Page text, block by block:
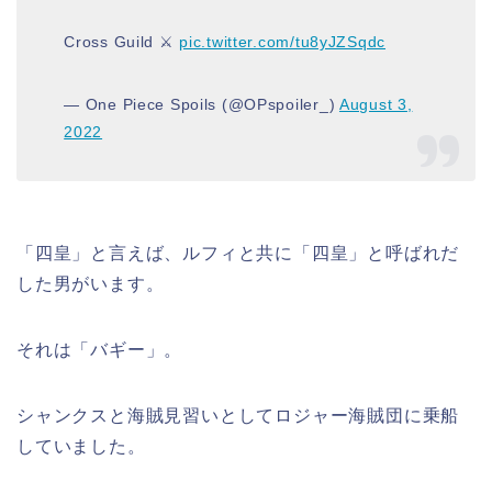
Cross Guild ⚔️ pic.twitter.com/tu8yJZSqdc
— One Piece Spoils (@OPspoiler_) August 3,
2022
「四皇」と言えば、ルフィと共に「四皇」と呼ばれだ
した男がいます。
それは「バギー」。
シャンクスと海賊見習いとしてロジャー海賊団に乗船
していました。